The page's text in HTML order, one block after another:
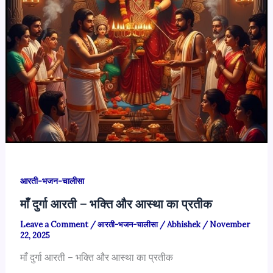
आरती-भजन-चालीसा
माँ दुर्गा आरती – भक्ति और आस्था का प्रतीक
Leave a Comment /आरती-भजन-चालीसा/Abhishek /November
22, 2025
माँ दुर्गा आरती – भक्ति और आस्था का प्रतीक